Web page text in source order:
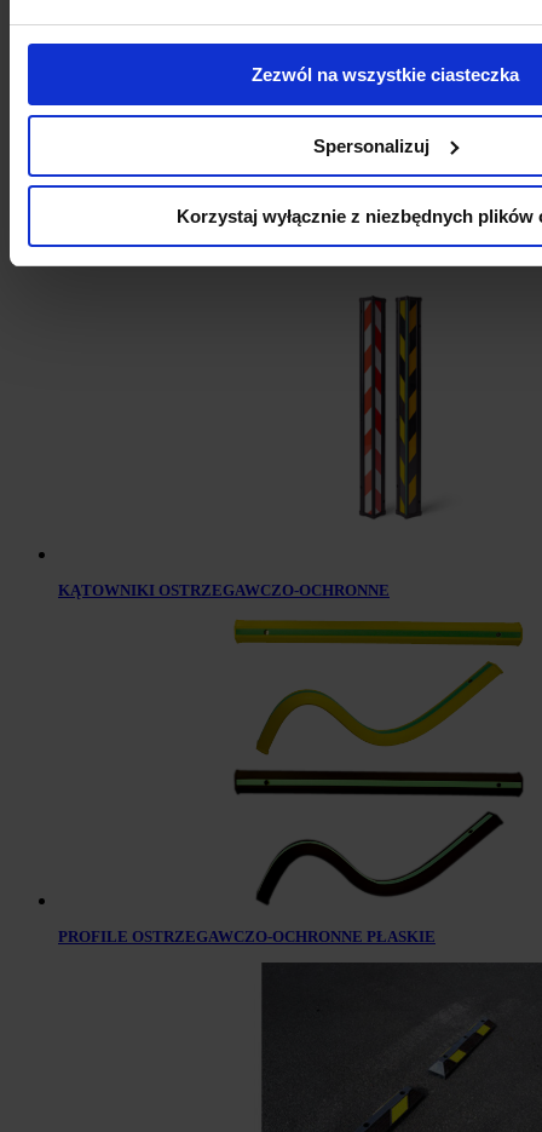
Zezwól na wszystkie ciasteczka
Spersonalizuj
Korzystaj wyłącznie z niezbędnych plików
PROFILE OSTRZEGAWCZO-OCHRONNE
KĄTOWNIKI OSTRZEGAWCZO-OCHRONNE
PROFILE OSTRZEGAWCZO-OCHRONNE PŁASKIE